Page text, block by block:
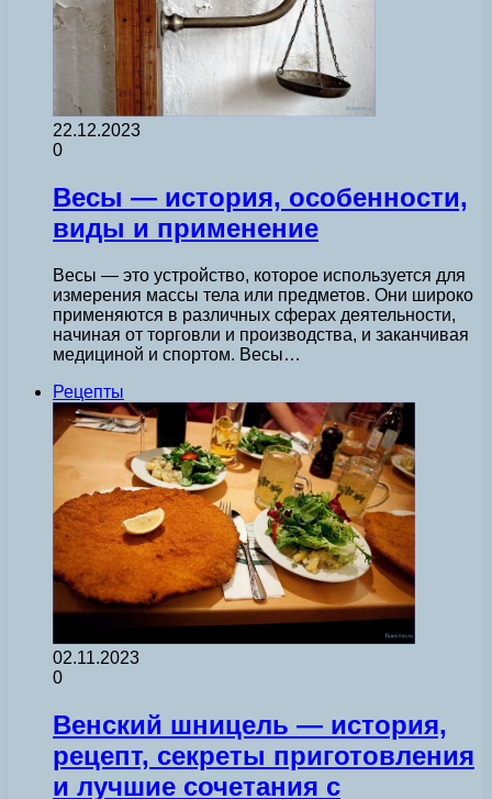
22.12.2023
0
Весы — история, особенности,
виды и применение
Весы — это устройство, которое используется для
измерения массы тела или предметов. Они широко
применяются в различных сферах деятельности,
начиная от торговли и производства, и заканчивая
медициной и спортом. Весы…
Рецепты
02.11.2023
0
Венский шницель — история,
рецепт, секреты приготовления
и лучшие сочетания с